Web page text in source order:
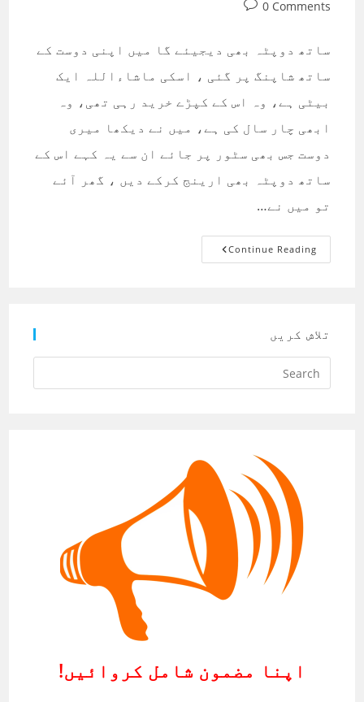
Post
0 Comments
ساتھ دوپٹہ بھی دیجیئے گا میں اپنی دوست کے
ساتھ شاپنگ پر گئی ، اسکی ماشاءاللہ ایک
بیٹی ہے، وہ اس کے کپڑے خرید رہی تھی، وہ
ابھی چار سال کی ہے، میں نے دیکھا میری
دوست جس بھی سٹور پر جائے ان سے یہ کہے اس کے
ساتھ دوپٹہ بھی ارینج کرکے دیں ، گھر آئے
تو میں نے…
Continue Readingساتھ
دوپٹہ
تلاش کریں
اپنا مضمون شامل کروائیں!